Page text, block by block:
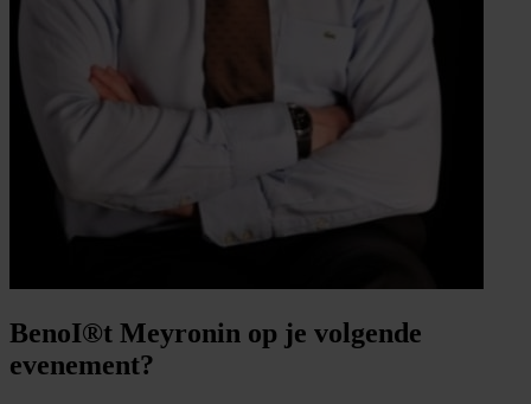
BenoI®t Meyronin op je volgende
evenement?